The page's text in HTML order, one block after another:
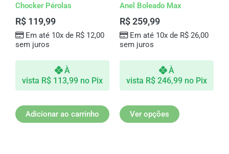
Chocker Pérolas
R$ 119,99
Em até 10x de R$12,00
sem juros
À
vista R$ 113,99 no Pix
Adicionar ao carrinho
Anel Boleado Max
R$259,99
Em até 10x de R$26,00
sem juros
À
vista R$ 246,99 no Pix
Ver opções
As
podem
escolhidas
página